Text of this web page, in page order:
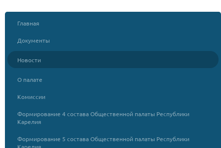
Главная
Документы
Новости
О палате
Комиссии
Формирование 4 состава Общественной палаты Республики
Карелия
Формирование 5 состава Общественной палаты Республики